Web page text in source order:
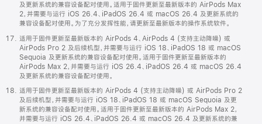
及更新系统的兼容设备配对使用。适用于固件更新至最新版本的 AirPods Max
2，并需要与运行 iOS 26.4、iPadOS 26.4 或 macOS 26.4 及更新系统的
兼容设备配对使用。为了充分发挥性能，请更新至最新版本的操作系统软件。
适用于固件更新至最新版本的 AirPods 4、AirPods 4 (支持主动降噪) 或
AirPods Pro 2 及后续机型，并需要与运行 iOS 18、iPadOS 18 或 macOS
Sequoia 及更新系统的兼容设备配对使用。适用于固件更新至最新版本的
AirPods Max 2，并需要与运行 iOS 26.4、iPadOS 26.4 或 macOS 26.4
及更新系统的兼容设备配对使用。
适用于固件更新至最新版本的 AirPods 4 (支持主动降噪) 或 AirPods Pro 2
及后续机型，并需要与运行 iOS 18、iPadOS 18 或 macOS Sequoia 及更
新系统的兼容设备配对使用。适用于固件更新至最新版本的 AirPods Max 2，
并需要与运行 iOS 26.4、iPadOS 26.4 或 macOS 26.4 及更新系统的兼